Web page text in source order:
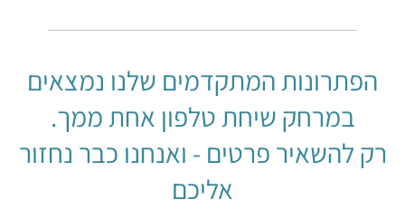
הפתרונות המתקדמים שלנו נמצאים
במרחק שיחת טלפון אחת ממך.
רק להשאיר פרטים - ואנחנו כבר נחזור
אליכם